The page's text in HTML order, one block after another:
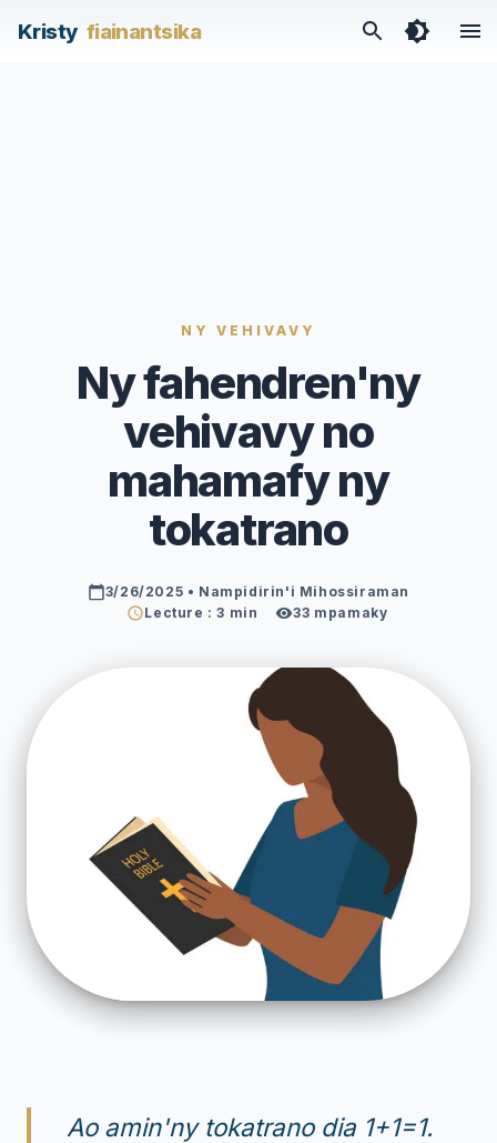
Kristy fiainantsika
NY VEHIVAVY
Ny fahendren'ny
vehivavy no
mahamafy ny
tokatrano
3/26/2025 • Nampidirin'i Mihossiraman
Lecture : 3 min
33 mpamaky
Ao amin'ny tokatrano dia 1+1=1.
/articles/ny-fahendrenny-vehivavy-no-mahamafy-ny-